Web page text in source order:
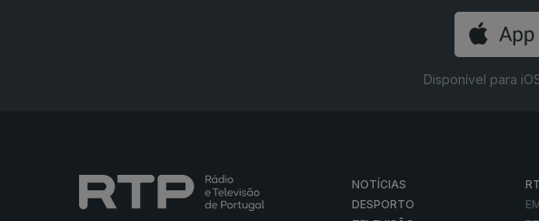
Disponível para
NOTÍCIAS
DESPORTO